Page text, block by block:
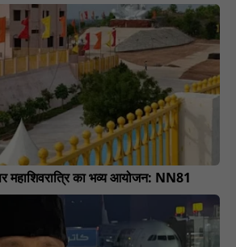
महाशिवरात्रि का भव्य आयोजन: NN81